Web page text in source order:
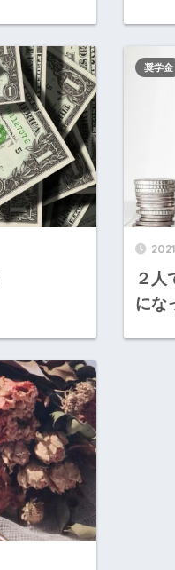
２人
にな
奨学金